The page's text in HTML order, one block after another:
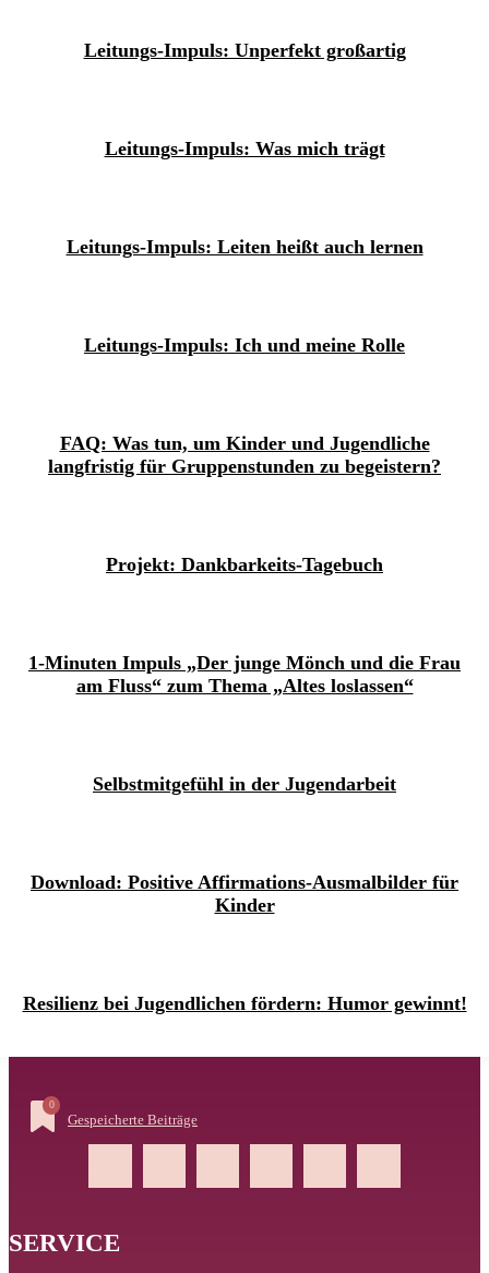
Leitungs-Impuls: Unperfekt großartig
Leitungs-Impuls: Was mich trägt
Leitungs-Impuls: Leiten heißt auch lernen
Leitungs-Impuls: Ich und meine Rolle
FAQ: Was tun, um Kinder und Jugendliche
langfristig für Gruppenstunden zu begeistern?
Projekt: Dankbarkeits-Tagebuch
1-Minuten Impuls „Der junge Mönch und die Frau
am Fluss“ zum Thema „Altes loslassen“
Selbstmitgefühl in der Jugendarbeit
Download: Positive Affirmations-Ausmalbilder für
Kinder
Resilienz bei Jugendlichen fördern: Humor gewinnt!
0
Gespeicherte Beiträge
SERVICE